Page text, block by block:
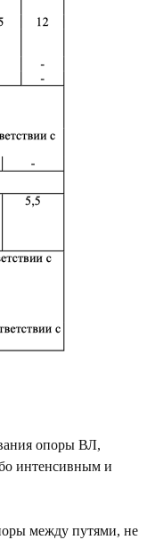
опоры ВЛ,
интенсивным и
между путями, не